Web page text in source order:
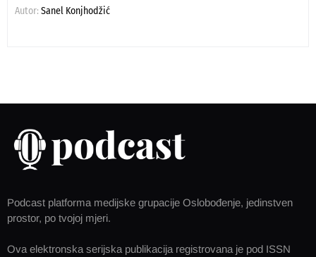
Autor: Sanel Konjhodžić
Podcast platforma medijske grupacije Oslobođenje, jedinstven
prostor, po tvojoj mjeri.
Ova elektronska serijska publikacija registrovana je pod ISSN